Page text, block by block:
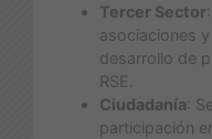
Tercer Sector
asociaciones
desarrollo de
RSE.
Ciudadanía:
participación